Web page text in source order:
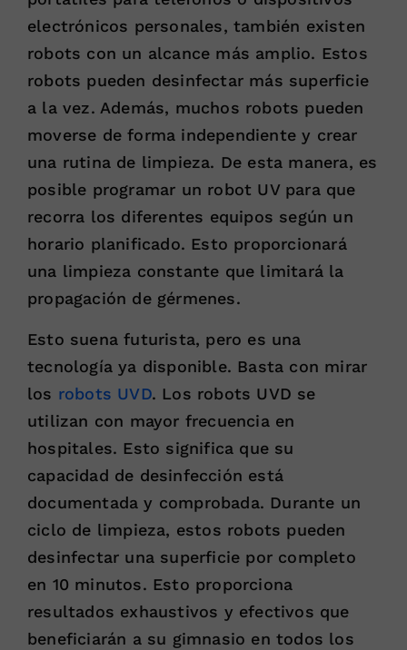
electrónicos personales, también existen
robots con un alcance más amplio. Estos
robots pueden desinfectar más superficie
a la vez. Además, muchos robots pueden
moverse de forma independiente y crear
una rutina de limpieza. De esta manera, es
posible programar un robot UV para que
recorra los diferentes equipos según un
horario planificado. Esto proporcionará
una limpieza constante que limitará la
propagación de gérmenes.
Esto suena futurista, pero es una
tecnología ya disponible. Basta con mirar
los robots UVD. Los robots UVD se
utilizan con mayor frecuencia en
hospitales. Esto significa que su
capacidad de desinfección está
documentada y comprobada. Durante un
ciclo de limpieza, estos robots pueden
desinfectar una superficie por completo
en 10 minutos. Esto proporciona
resultados exhaustivos y efectivos que
beneficiarán a su gimnasio en todos los